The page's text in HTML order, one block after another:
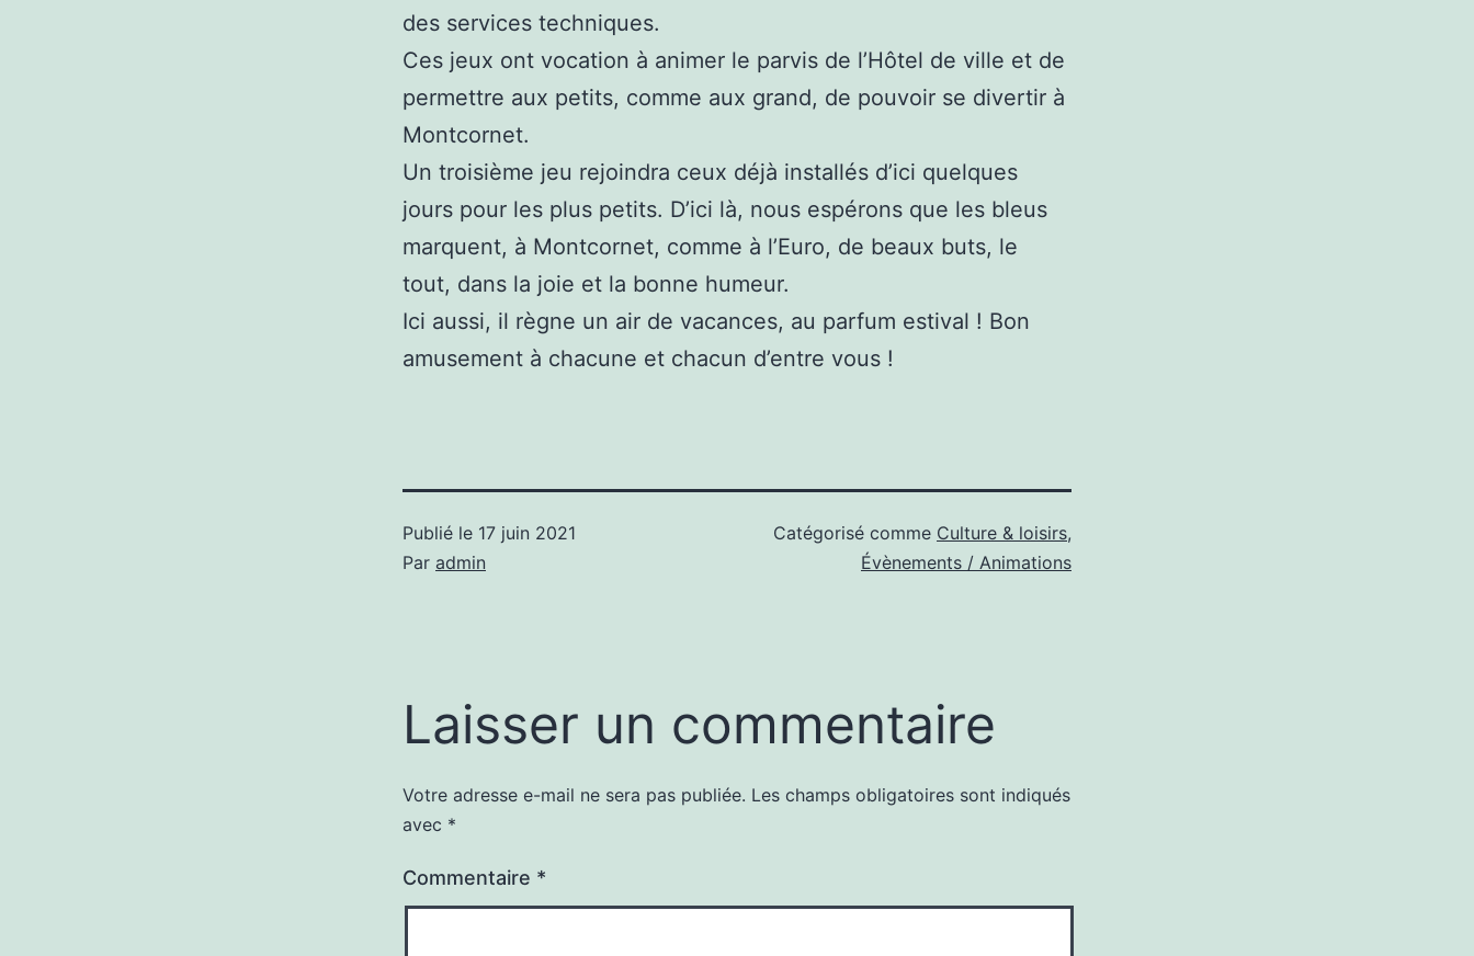
des services techniques.
Ces jeux ont vocation à animer le parvis de l’Hôtel de ville et de
permettre aux petits, comme aux grand, de pouvoir se divertir à
Montcornet.
Un troisième jeu rejoindra ceux déjà installés d’ici quelques
jours pour les plus petits. D’ici là, nous espérons que les bleus
marquent, à Montcornet, comme à l’Euro, de beaux buts, le
tout, dans la joie et la bonne humeur.
Ici aussi, il règne un air de vacances, au parfum estival ! Bon
amusement à chacune et chacun d’entre vous !
Publié le 17 juin 2021
Par admin
Catégorisé comme Culture & loisirs,
Évènements / Animations
Laisser un commentaire
Votre adresse e-mail ne sera pas publiée. Les champs obligatoires sont indiqués
avec *
Commentaire *